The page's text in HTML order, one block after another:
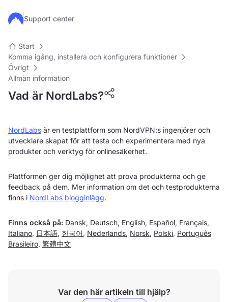
Hoppa till huvudinnehåll
Support center
Start
Komma igång, installera och konfigurera funktioner
Övrigt
Allmän information
Vad är NordLabs?
NordLabs är en testplattform som NordVPN:s ingenjörer och
utvecklare skapat för att testa och experimentera med nya
produkter och verktyg för onlinesäkerhet.
Plattformen ger dig möjlighet att prova produkterna och ge
feedback på dem. Mer information om det och testprodukterna
finns i NordLabs blogginlägg.
Finns också på: Dansk, Deutsch, English, Español, Français,
Italiano, 日本語, 한국어 , Nederlands, Norsk, Polski, Português
Brasileiro, 繁體中文
Var den här artikeln till hjälp?